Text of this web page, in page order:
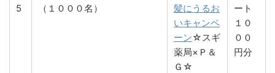
5
（１０００名）
髪にうるお
いキャンペ
ーン☆スギ
薬局×Ｐ＆
Ｇ☆
ート
１０
００
円分